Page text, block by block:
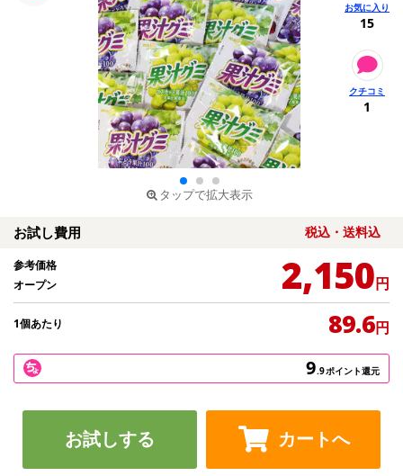
タップで拡大表示
15
1
お試し費用 税込・送料込
参考価格
オープン
2,150円
1個あたり 89.6円
9.9ポイント還元
お試しする カートへ